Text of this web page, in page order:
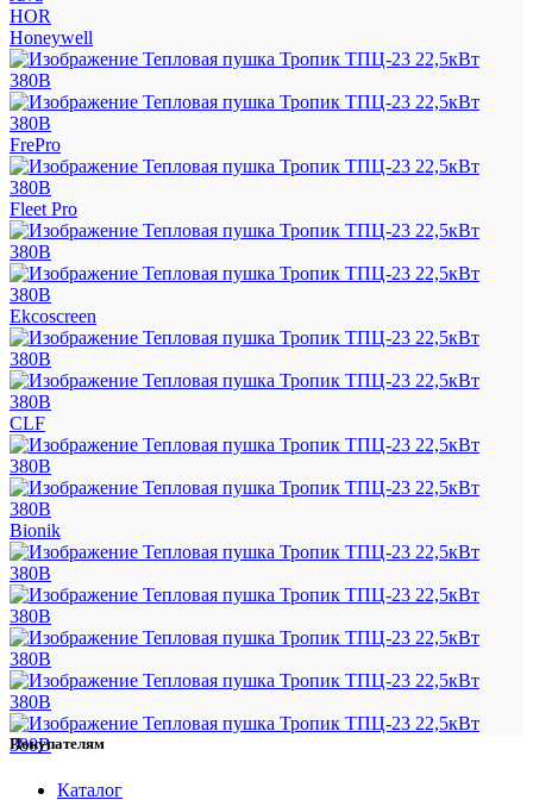
HOR
Honeywell
FrePro
Fleet Pro
Ekcoscreen
CLF
Bionik
Покупателям
Каталог